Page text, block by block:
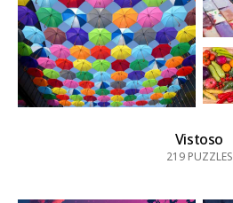
Vistoso
219 PUZZLES